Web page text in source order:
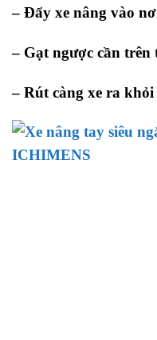
– Đẩy xe nâng vào
– Gạt ngược cần trên
– Rút càng xe ra